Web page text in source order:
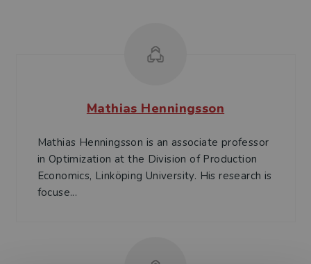
Mathias Henningsson
Mathias Henningsson is an associate professor
in Optimization at the Division of Production
Economics, Linköping University. His research is
focuse...